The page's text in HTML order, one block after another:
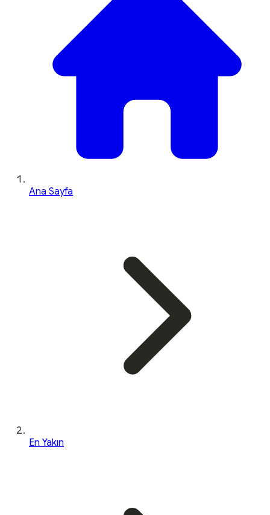
Ana Sayfa
En Yakın